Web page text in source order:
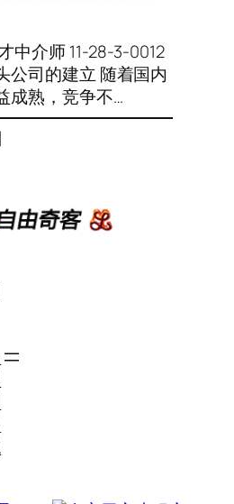
中介师 11-28-3-0012
公司的建立 随着国内
成熟，竞争不…